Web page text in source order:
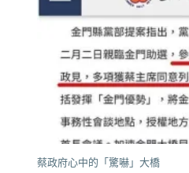
蔡政府心中的「驚嚇」大橋